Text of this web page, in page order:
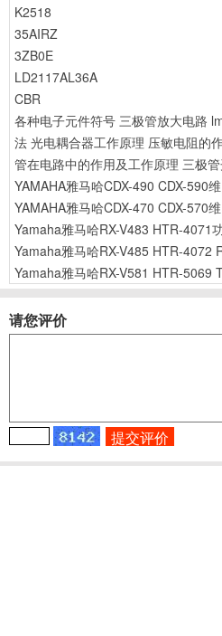
K2518
35AIRZ
3ZB0E
LD2117AL36A
CBR
各种电子元件符号 三极管放大电路
法 光电耦合器工作原理 压敏电阻的
管在电路中的作用及工作原理 三极
YAMAHA雅马哈CDX-490 CDX-590维
YAMAHA雅马哈CDX-470 CDX-570维
Yamaha雅马哈RX-V483 HTR-4071
Yamaha雅马哈RX-V485 HTR-4072
Yamaha雅马哈RX-V581 HTR-5069
请您评价